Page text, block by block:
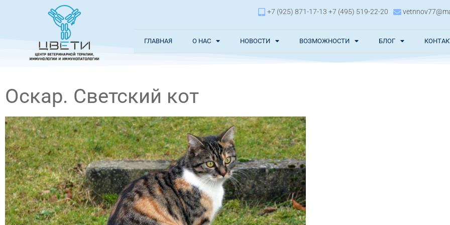
+7 (925) 871-17-13 +7 (495) 519-22-20
ГЛАВНАЯ О НАС НОВОСТИ ВОЗМОЖНОСТИ БЛОГ
Оскар. Светский кот